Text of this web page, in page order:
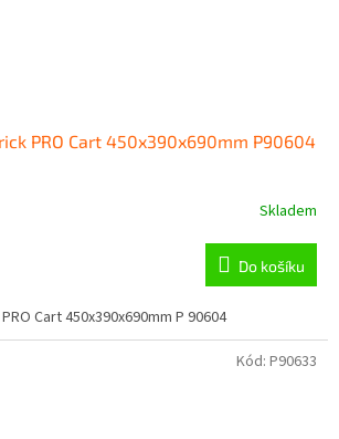
PRO Cart 450x390x690mm P90604
Skladem
Do košíku
Cart 450x390x690mm P 90604
Kód: P90633